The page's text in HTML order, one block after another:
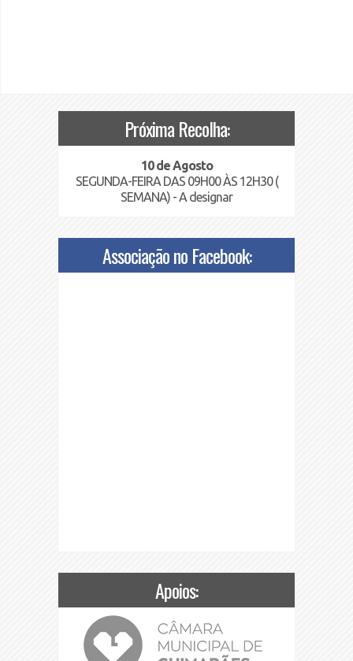
Próxima Recolha:
10 de Agosto
SEGUNDA-FEIRA DAS 09H00 ÀS 12H30 (
SEMANA) - A designar
Associação no Facebook:
Apoios: